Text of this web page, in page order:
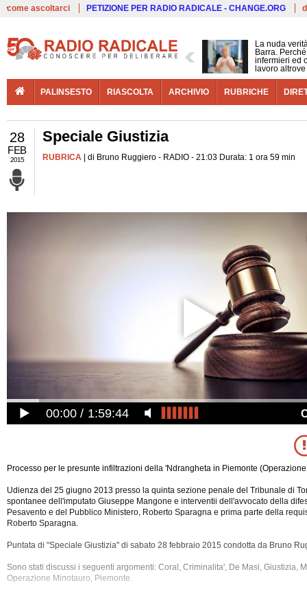
come ascoltarci PETIZIONE PER RADIO RADICALE - CHANGE.ORG
La nuda
Barra.
infermieri ed
lavoro altrove
PALINSESTO RIASCOLTA ARCHIVIO RUBRICHE
28
FEB
2015
Speciale Giustizia
RUBRICA | di Bruno Ruggiero - RADIO - 21:03 Durata: 1 ora 59 min
00:00 1:59:44
Processo per le presunte infiltrazioni della 'Ndrangheta in Piemonte
Udienza del 25 giugno 2013 presso la quinta sezione penale del Tribunale di
spontanee dell'imputato Giuseppe Mangone e interventii dell'avvocato della
Pesavento e del Pubblico Ministero, Roberto Sparagna e prima parte della
Roberto Sparagna.
Puntata di "Speciale Giustizia" di sabato 28 febbraio 2015 condotta da Bruno
Sono stati discussi i seguenti argomenti: Coral, Criminalita', De Masi, Giustizia,
Operazione Minotauro, Piemonte.